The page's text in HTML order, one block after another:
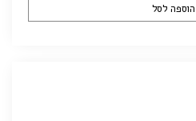
הוספה לסל